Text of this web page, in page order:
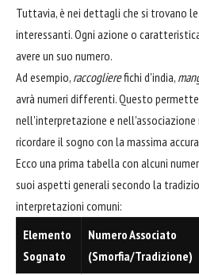
Tuttavia, è nei dettagli che si trovano
interessanti. Ogni azione o
avere un suo numero.
Ad esempio, raccoglierefichi d'india,
avrà numeri differenti. Questo
nell'interpretazione e nell'associazione
ricordare il sogno con la massima
Ecco una prima tabella con alcuni
suoi aspetti generali secondo la
interpretazioni comuni:
Elemento
Sognato
Numero Associato
(Smorfia/Tradizione)